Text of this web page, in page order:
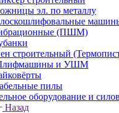
эл. по металлу
(ПШМ)
строительный
и УШМ
пилы
оборудование и
Назад